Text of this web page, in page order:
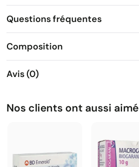
Questions fréquentes
Composition
Avis (0)
Nos clients ont aussi aimé